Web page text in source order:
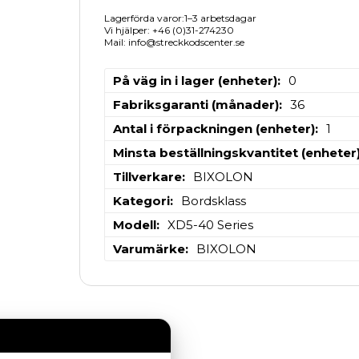
Lagerförda varor:1–3 arbetsdagar
Vi hjälper: +46 (0)31-274230
Mail: info@streckkodscenter.se
På väg in i lager (enheter)
0
Fabriksgaranti (månader)
36
Antal i förpackningen (enheter)
1
Minsta beställningskvantitet
Tillverkare
BIXOLON
Kategori
Bordsklass
Modell
XD5-40 Series
Varumärke
BIXOLON